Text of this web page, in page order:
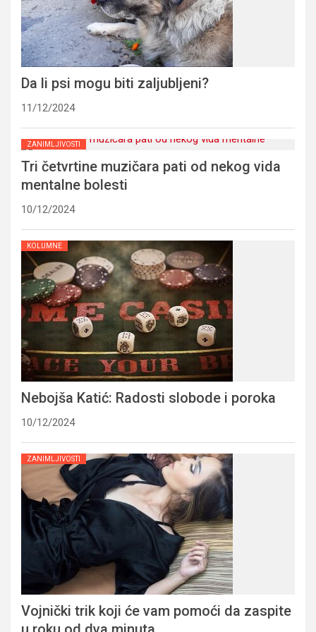
Da li psi mogu biti zaljubljeni?
11/12/2024
ZANIMLJIVOSTI
Tri četvrtine muzičara pati od nekog vida
mentalne bolesti
10/12/2024
KOLUMNE
Nebojša Katić: Radosti slobode i poroka
10/12/2024
ZANIMLJIVOSTI
Vojnički trik koji će vam pomoći da zaspite